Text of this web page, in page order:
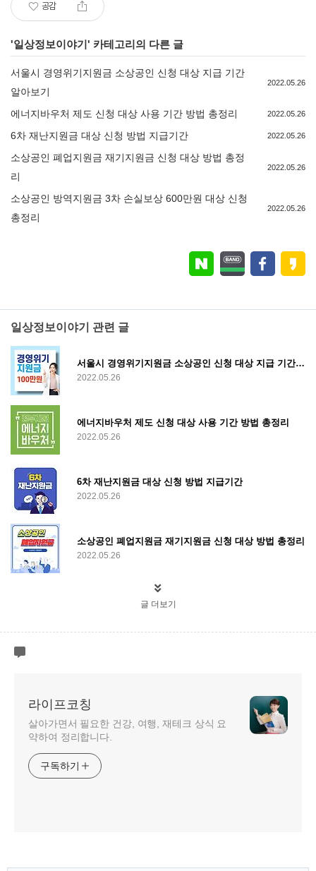
공감
'일상정보이야기' 카테고리의 다른 글
서울시 경영위기지원금 소상공인 신청 대상 지급 기간
알아보기
2022.05.26
에너지바우처 제도 신청 대상 사용 기간 방법 총정리 2022.05.26
6차 재난지원금 대상 신청 방법 지급기간 2022.05.26
소상공인 폐업지원금 재기지원금 신청 대상 방법 총정
리
2022.05.26
소상공인 방역지원금 3차 손실보상 600만원 대상 신청
총정리
2022.05.26
일상정보이야기 관련 글
서울시 경영위기지원금 소상공인 신청 대상 지급 기간 알아보기
2022.05.26
에너지바우처 제도 신청 대상 사용 기간 방법 총정리
2022.05.26
6차 재난지원금 대상 신청 방법 지급기간
2022.05.26
소상공인 폐업지원금 재기지원금 신청 대상 방법 총정리
2022.05.26
글 더보기
라이프코칭
살아가면서 필요한 건강, 여행, 재테크 상식 요
약하여 정리합니다.
구독하기